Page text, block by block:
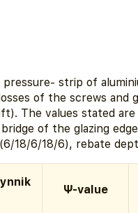
strip of
of the screws and
The values stated are
of the glazing
18/6/18/6), rebate
Ψ-value